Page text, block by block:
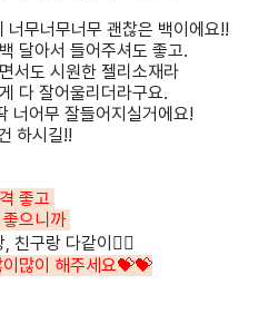
너무너무너무 괜찮은 백이에요!!
달아서 들어주셔도 좋고.
서도 시원한 젤리소재라
다 잘어울리더라구요.
너어무 잘들어지실거에요!
하시길!!
좋고
으니까
친구랑 다같이👯‍♀️
많이 해주세요💝💝